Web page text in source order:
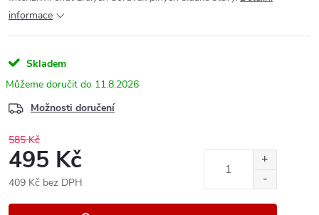
informace
Skladem
11.8.2026
Možnosti doručení
585 Kč
495 Kč
409 Kč bez DPH